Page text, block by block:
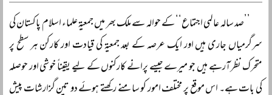
’’صد سالہ عالمی اجتماع‘‘ کے حوالہ سے ملک بھر میں جمعیۃ علماء اسلام پاکستان کی
سرگرمیاں جاری ہیں اور ایک عرصہ کے بعد جمعیۃ کی قیادت اور کارکن ہر سطح پر
متحرک نظر آرہے ہیں جو میرے جیسے پرانے کارکنوں کے لیے یقیناً خوشی اور حوصلہ
کی بات ہے۔ اس موقع پر مختلف امور کو سامنے رکھتے ہوئے دو تین گزارشات پیش